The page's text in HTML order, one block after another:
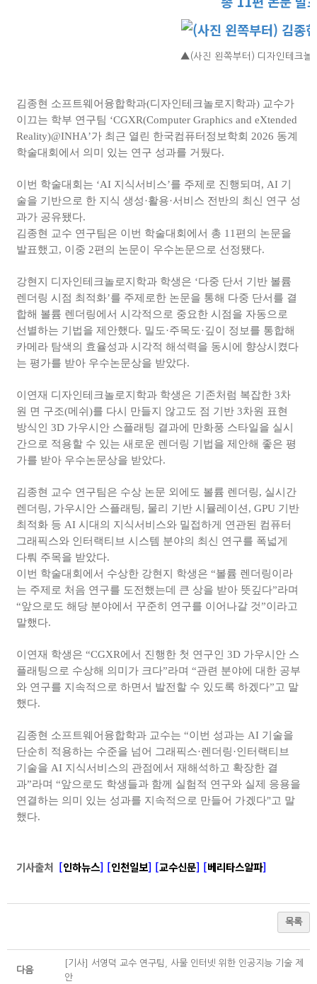
▲(사진 왼쪽부터) 디자인테크
김종현 소프트웨어융합학과(디자인테크놀로지학과) 교수가
이끄는 학부 연구팀 ‘CGXR(Computer Graphics and eXtended
Reality)@INHA’가 최근 열린 한국컴퓨터정보학회 2026 동계
학술대회에서 의미 있는 연구 성과를 거뒀다.
이번 학술대회는 ‘AI 지식서비스’를 주제로 진행되며 , AI 기
술을 기반으로 한 지식 생성·활용·서비스 전반의 최신 연구 성
과가 공유됐다.
김종현 교수 연구팀은 이번 학술대회에서 총 11 편의 논문을
발표했고, 이중 2편의 논문이 우수논문으로 선정됐다.
강현지 디자인테크놀로지학과 학생은 ‘다중 단서 기반 볼륨
렌더링 시점 최적화’를 주제로한 논문을 통해 다중 단서를 결
합해 볼륨 렌더링에서 시각적으로 중요한 시점을 자동으로
선별하는 기법을 제안했다. 밀도·주목도·깊이 정보를 통합해
카메라 탐색의 효율성과 시각적 해석력을 동시에 향상시켰다
는 평가를 받아 우수논문상을 받았다.
이연재 디자인테크놀로지학과 학생은 기존처럼 복잡한 3차
원 면 구조(메쉬 )를 다시 만들지 않고도 점 기반 3차원 표현
방식인
3D 가우시안 스플래팅 결과에 만화풍 스타일을 실시
간으로 적용할 수 있는 새로운 렌더링 기법을 제안해 좋은 평
가를 받아 우수논문상을 받았다.
김종현 교수 연구팀은 수상 논문 외에도 볼륨 렌더링, 실시간
렌더링, 가우시안 스플래팅, 물리 기반 시뮬레이션 , GPU 기반
최적화 등 AI 시대의 지식서비스와 밀접하게 연관된 컴퓨터
그래픽스와 인터랙티브 시스템 분야의 최신 연구를 폭넓게
다뤄 주목을 받았다.
이번 학술대회에서 수상한 강현지 학생은 “볼륨 렌더링이라
는 주제로 처음 연구를 도전했는데 큰 상을 받아 뜻깊다”라며
“앞으로도 해당 분야에서 꾸준히 연구를 이어나갈 것”이라고
말했다.
이연재 학생은 “CGXR에서 진행한 첫 연구인 3D 가우시안 스
플래팅으로 수상해 의미가 크다”라며 “관련 분야에 대한 공부
와 연구를 지속적으로 하면서 발전할 수 있도록 하겠다”고 말
했다.
김종현 소프트웨어융합학과 교수는 “이번 성과는 AI 기술을
단순히 적용하는 수준을 넘어 그래픽스·렌더링·인터랙티브
기술을 AI 지식서비스의 관점에서 재해석하고 확장한 결
과”라며 “앞으로도 학생들과 함께 실험적 연구와 실제 응용을
연결하는 의미 있는 성과를 지속적으로 만들어 가겠다"고 말
했다.
기사출처 [인하​뉴스] [인천일​보] [교수신문] [베리타스알파]
목록
다음
[기사] 서영덕 교수 연구팀, 사물 인터넷 위한 인공지능 기술 제
안